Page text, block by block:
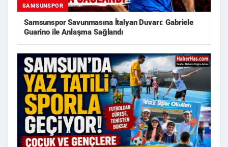
SAMSUNSPOR
Samsunspor Savunmasına İtalyan Duvarı: Gabriele
Guarino ile Anlaşma Sağlandı